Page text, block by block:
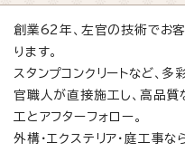
創業62年、左官の技術でお
ります。
スタンプコンクリートなど、
官職人が直接施工し、高品質
工とアフターフォロー。
外構・エクステリア・庭工事な